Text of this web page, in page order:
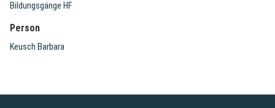
Bildungsgänge HF
Person
Keusch Barbara